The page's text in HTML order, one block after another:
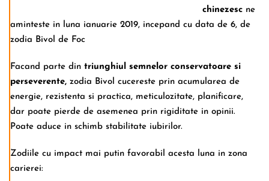
chinezesc ne
aminteste in luna ianuarie 2019, incepand cu data de 6, de
zodia Bivol de Foc
Facand parte din triunghiul semnelor conservatoare si
perseverente, zodia Bivol cucereste prin acumularea de
energie, rezistenta si practica, meticulozitate, planificare,
dar poate pierde de asemenea prin rigiditate in opinii.
Poate aduce in schimb stabilitate iubirilor.
Zodiile cu impact mai putin favorabil acesta luna in zona
carierei: